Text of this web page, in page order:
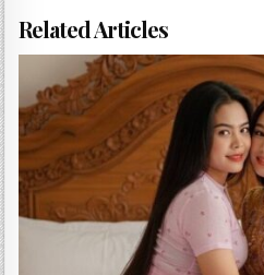
Related Articles